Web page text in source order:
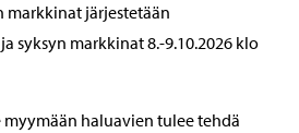
markkinat järjestetään
syksyn markkinat 8.-9.10.2026 klo
haluavien tulee tehdä